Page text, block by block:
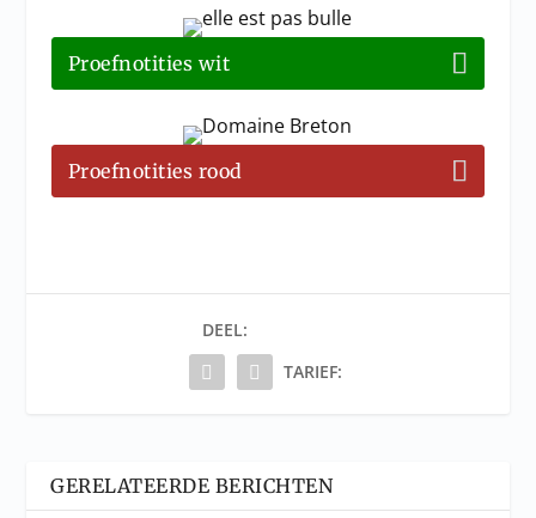
Proefnotities wit
Proefnotities rood
DEEL:
TARIEF:
GERELATEERDE BERICHTEN